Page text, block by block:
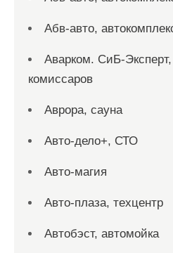
Абв-авто,
Аварком. СиБ-
комиссаров
Аврора, сауна
Авто-дело+, СТО
Авто-магия
Авто-плаза, техцентр
Автобэст, автомойка